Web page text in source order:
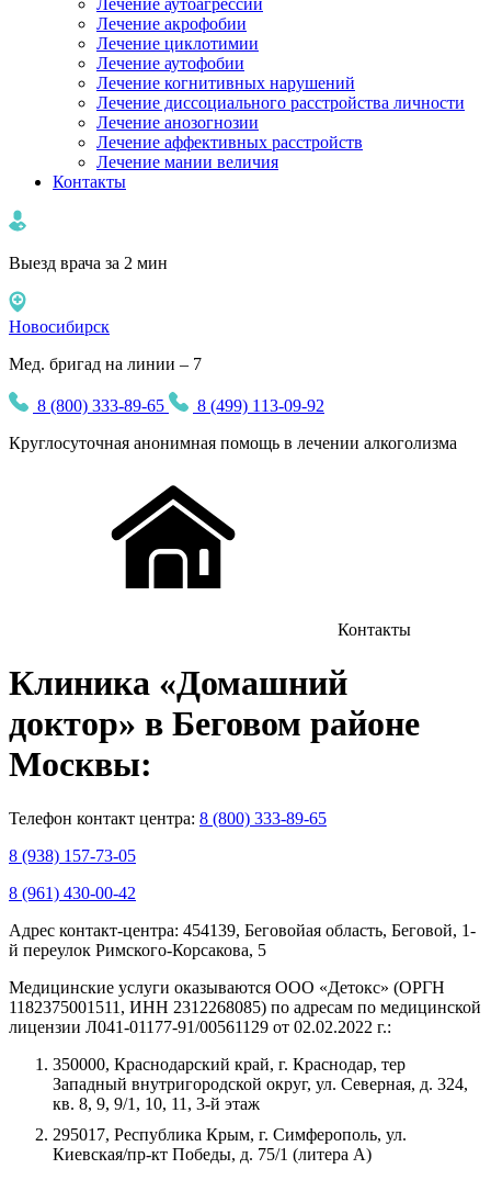
Лечение аутоагрессии
Лечение акрофобии
Лечение циклотимии
Лечение аутофобии
Лечение когнитивных нарушений
Лечение диссоциального расстройства личности
Лечение анозогнозии
Лечение аффективных расстройств
Лечение мании величия
Контакты
Выезд врача за 2 мин
Новосибирск
Мед. бригад на линии – 7
8 (800) 333-89-65
8 (499) 113-09-92
Круглосуточная анонимная помощь в лечении алкоголизма
Контакты
Клиника «Домашний
доктор» в Беговом районе
Москвы:
Телефон контакт центра: 8 (800) 333-89-65
8 (938) 157-73-05
8 (961) 430-00-42
Адрес контакт-центра: 454139, Беговойая область, Беговой, 1-
й переулок Римского-Корсакова, 5
Медицинские услуги оказываются ООО «Детокс» (ОРГН
1182375001511, ИНН 2312268085) по адресам по медицинской
лицензии Л041-01177-91/00561129 от 02.02.2022 г.:
350000, Краснодарский край, г. Краснодар, тер
Западный внутригородской округ, ул. Северная, д. 324,
кв. 8, 9, 9/1, 10, 11, 3-й этаж
295017, Республика Крым, г. Симферополь, ул.
Киевская/пр-кт Победы, д. 75/1 (литера А)